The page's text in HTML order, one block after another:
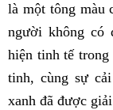
là một tông màu
người không có
hiện tinh tế trong
tinh, cùng sự
xanh đã được